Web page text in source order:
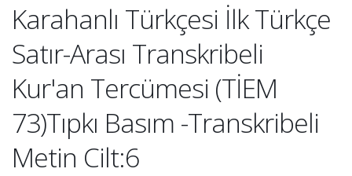
Karahanlı Türkçesi İlk Türkçe
Satır-Arası Transkribeli
Kur'an Tercümesi (TİEM
73)Tıpkı Basım -Transkribeli
Metin Cilt:6